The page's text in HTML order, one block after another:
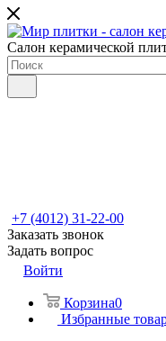
Салон керамической
+7 (4012) 31-22-00
Заказать звонок
Задать вопрос
Войти
Корзина0
Избранные